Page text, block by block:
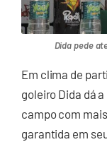
Dida pede
Em clima de
goleiro Dida dá
campo com
garantida em